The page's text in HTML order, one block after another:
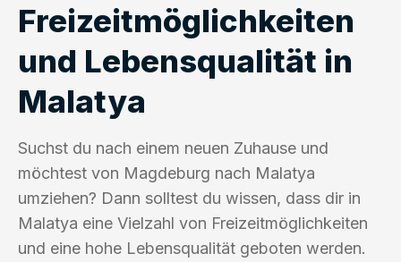
Freizeitmöglichkeiten
und Lebensqualität in
Malatya
Suchst du nach einem neuen Zuhause und
möchtest von Magdeburg nach Malatya
umziehen? Dann solltest du wissen, dass dir in
Malatya eine Vielzahl von Freizeitmöglichkeiten
und eine hohe Lebensqualität geboten werden.